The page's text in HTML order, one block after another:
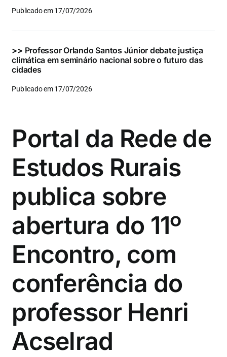
Publicado em 17/07/2026
>> Professor Orlando Santos Júnior debate justiça
climática em seminário nacional sobre o futuro das
cidades
Publicado em 17/07/2026
Portal da Rede de
Estudos Rurais
publica sobre
abertura do 11º
Encontro, com
conferência do
professor Henri
Acselrad